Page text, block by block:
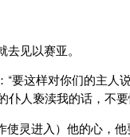
见以赛亚。
“要这样对你们的主人
仆人亵渎我的话，不要
使灵进入）他的心，